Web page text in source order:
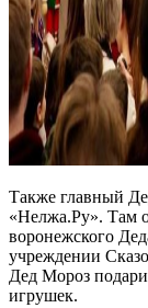
Также главный
«Нелжа.Ру». Там
воронежского
учреждении
Дед Мороз
игрушек.